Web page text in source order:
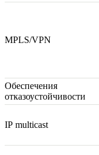
MPLS/VPN
Обеспечения
отказоустойчивости
IP multicast